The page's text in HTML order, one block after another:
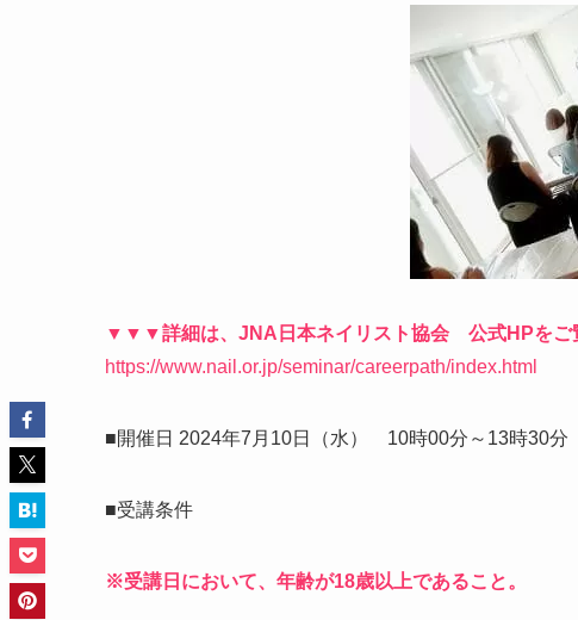
▼▼▼詳細は、JNA日本ネイリスト協会 公式HPを
https://www.nail.or.jp/seminar/careerpath/index.html
■開催日 2024年7月10日（水） 10時00分～13時30分
■受講条件
※受講日において、年齢が18歳以上であること。